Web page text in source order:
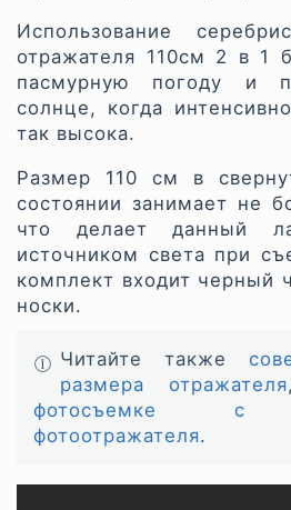
Использование
отражателя 110см 2 в 1
пасмурную погоду и
солнце, когда
так высока.
Размер 110 см в
состоянии занимает не
что делает данный
источником света при
комплект входит черный
носки.
Читайте также
размера отражателя
фотосъемке с
фотоотражателя.